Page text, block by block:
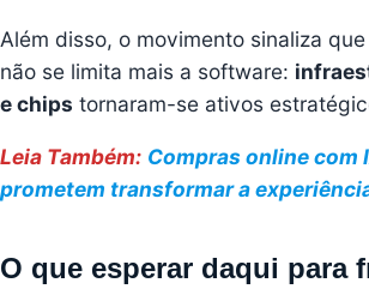
Além disso, o movimento sinaliza
não se limita mais a software:
e chips tornaram-se ativos
Leia Também: Compras online com
prometem transformar a
O que esperar daqui para